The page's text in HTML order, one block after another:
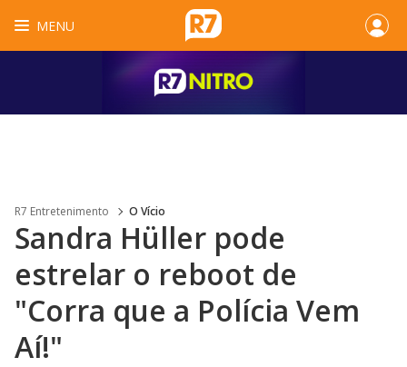
MENU
R7 Entretenimento O Vício
Sandra Hüller pode
estrelar o reboot de
"Corra que a Polícia Vem
Aí!"